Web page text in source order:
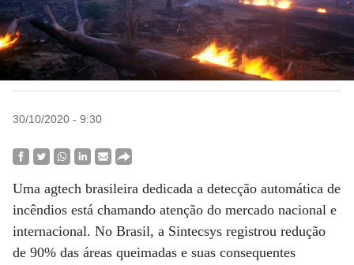
30/10/2020 - 9:30
Uma agtech brasileira dedicada a detecção automática de
incêndios está chamando atenção do mercado nacional e
internacional. No Brasil, a Sintecsys registrou redução
de 90% das áreas queimadas e suas consequentes